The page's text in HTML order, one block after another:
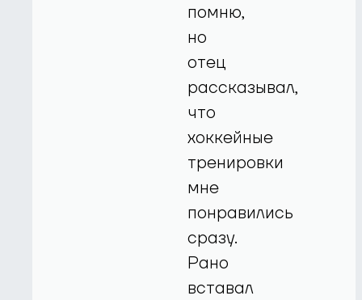
помню,
но
отец
рассказывал,
что
хоккейные
тренировки
мне
понравились
сразу.
Рано
вставал